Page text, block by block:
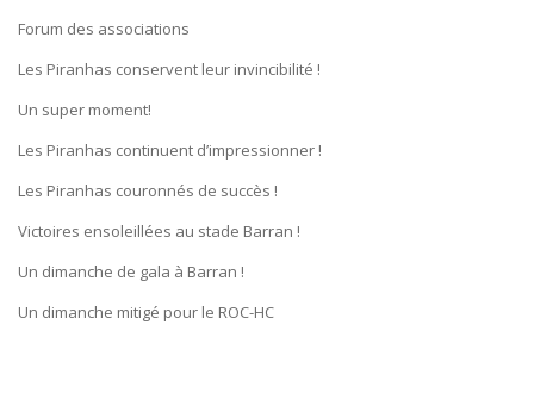
Forum des associations
Les Piranhas conservent leur invincibilité !
Un super moment!
Les Piranhas continuent d’impressionner !
Les Piranhas couronnés de succès !
Victoires ensoleillées au stade Barran !
Un dimanche de gala à Barran !
Un dimanche mitigé pour le ROC-HC